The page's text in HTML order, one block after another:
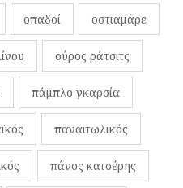
οπαδοί οστιαμάρε
ούρος ράτσιτς
πάμπλο γκαρσία
παναιτωλικός
πάνος κατσέρης